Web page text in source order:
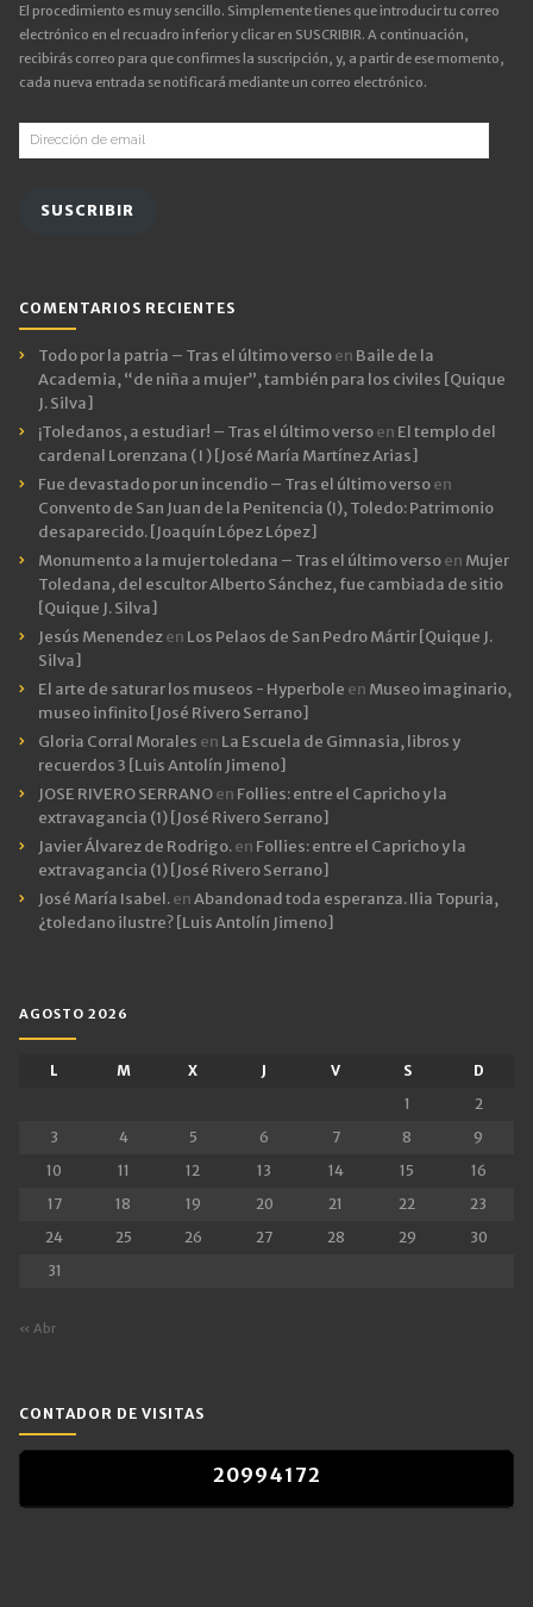
El procedimiento es muy sencillo. Simplemente tienes que introducir tu correo
electrónico en el recuadro inferior y clicar en SUSCRIBIR. A continuación,
recibirás correo para que confirmes la suscripción, y, a partir de ese momento,
cada nueva entrada se notificará mediante un correo electrónico.
Dirección
de
SUSCRIBIR
COMENTARIOS RECIENTES
Todo por la patria – Tras el último versoen Baile de la
Academia, “de niña a mujer”, también para los civiles [Quique
J. Silva]
¡Toledanos, a estudiar! – Tras el último versoen El templo del
cardenal Lorenzana ( I ) [José María Martínez Arias]
Fue devastado por un incendio – Tras el último versoen
Convento de San Juan de la Penitencia (I), Toledo: Patrimonio
desaparecido. [Joaquín López López]
Monumento a la mujer toledana – Tras el último versoen Mujer
Toledana, del escultor Alberto Sánchez, fue cambiada de sitio
[Quique J. Silva]
Jesús Menendezen Los Pelaos de San Pedro Mártir [Quique J.
Silva]
El arte de saturar los museos - Hyperbole en Museo imaginario,
museo infinito [José Rivero Serrano]
Gloria Corral Morales en La Escuela de Gimnasia, libros y
recuerdos 3 [Luis Antolín Jimeno]
JOSE RIVERO SERRANOen Follies: entre el Capricho y la
extravagancia (1) [José Rivero Serrano]
Javier Álvarez de Rodrigo.en Follies: entre el Capricho y la
extravagancia (1) [José Rivero Serrano]
José María Isabel.enAbandonad toda esperanza. Ilia Topuria,
¿toledano ilustre? [Luis Antolín Jimeno]
AGOSTO 2026
L M X J V S
D
1
2
3
4 5 6 7 8
9
10
11 12 13 14 15
16
17
18 19 20 21 22
23
24
25 26 27 28 29
30
31
« Abr
CONTADOR DE VISITAS
209941 72